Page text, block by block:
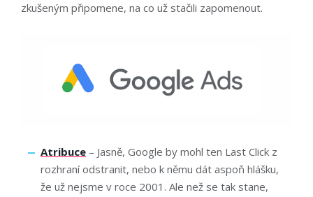
zkušeným připomene, na co už stačili zapomenout.
Atribuce – Jasně, Google by mohl ten Last Click z
rozhraní odstranit, nebo k němu dát aspoň hlášku,
že už nejsme v roce 2001. Ale než se tak stane,